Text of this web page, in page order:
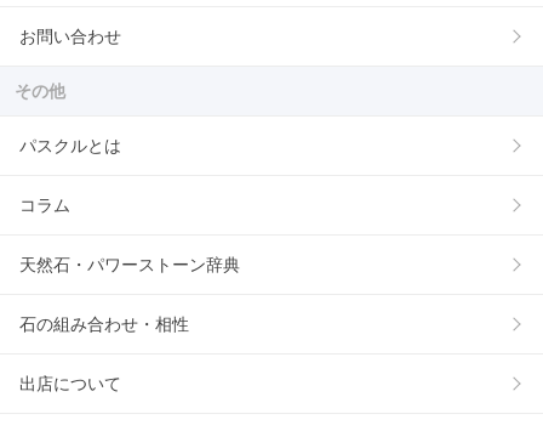
お問い合わせ
その他
パスクルとは
コラム
天然石・パワーストーン辞典
石の組み合わせ・相性
出店について